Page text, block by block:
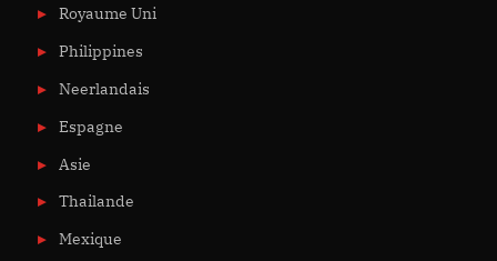
Royaume Uni
Philippines
Neerlandais
Espagne
Asie
Thailande
Mexique